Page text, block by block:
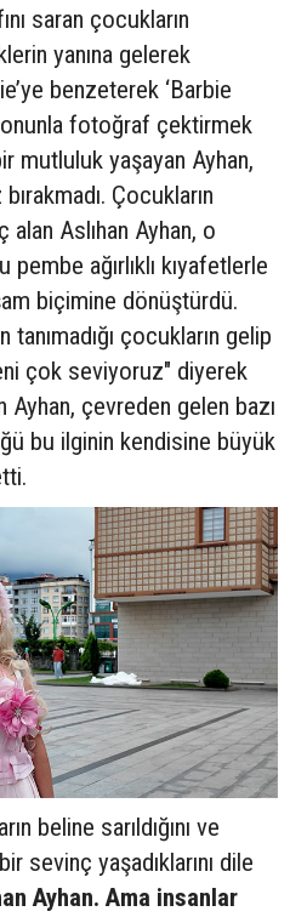
saran çocukların
yanına gelerek
benzeterek ‘Barbie
fotoğraf çektirmek
mutluluk yaşayan Ayhan,
Çocukların
Aslıhan Ayhan, o
ağırlıklı kıyafetlerle
biçimine dönüştürdü.
çocukların gelip
çok seviyoruz" diyerek
çevreden gelen bazı
bu ilginin kendisine büyük
beline sarıldığını ve
sevinç yaşadıklarını dile
Ayhan. Ama insanlar